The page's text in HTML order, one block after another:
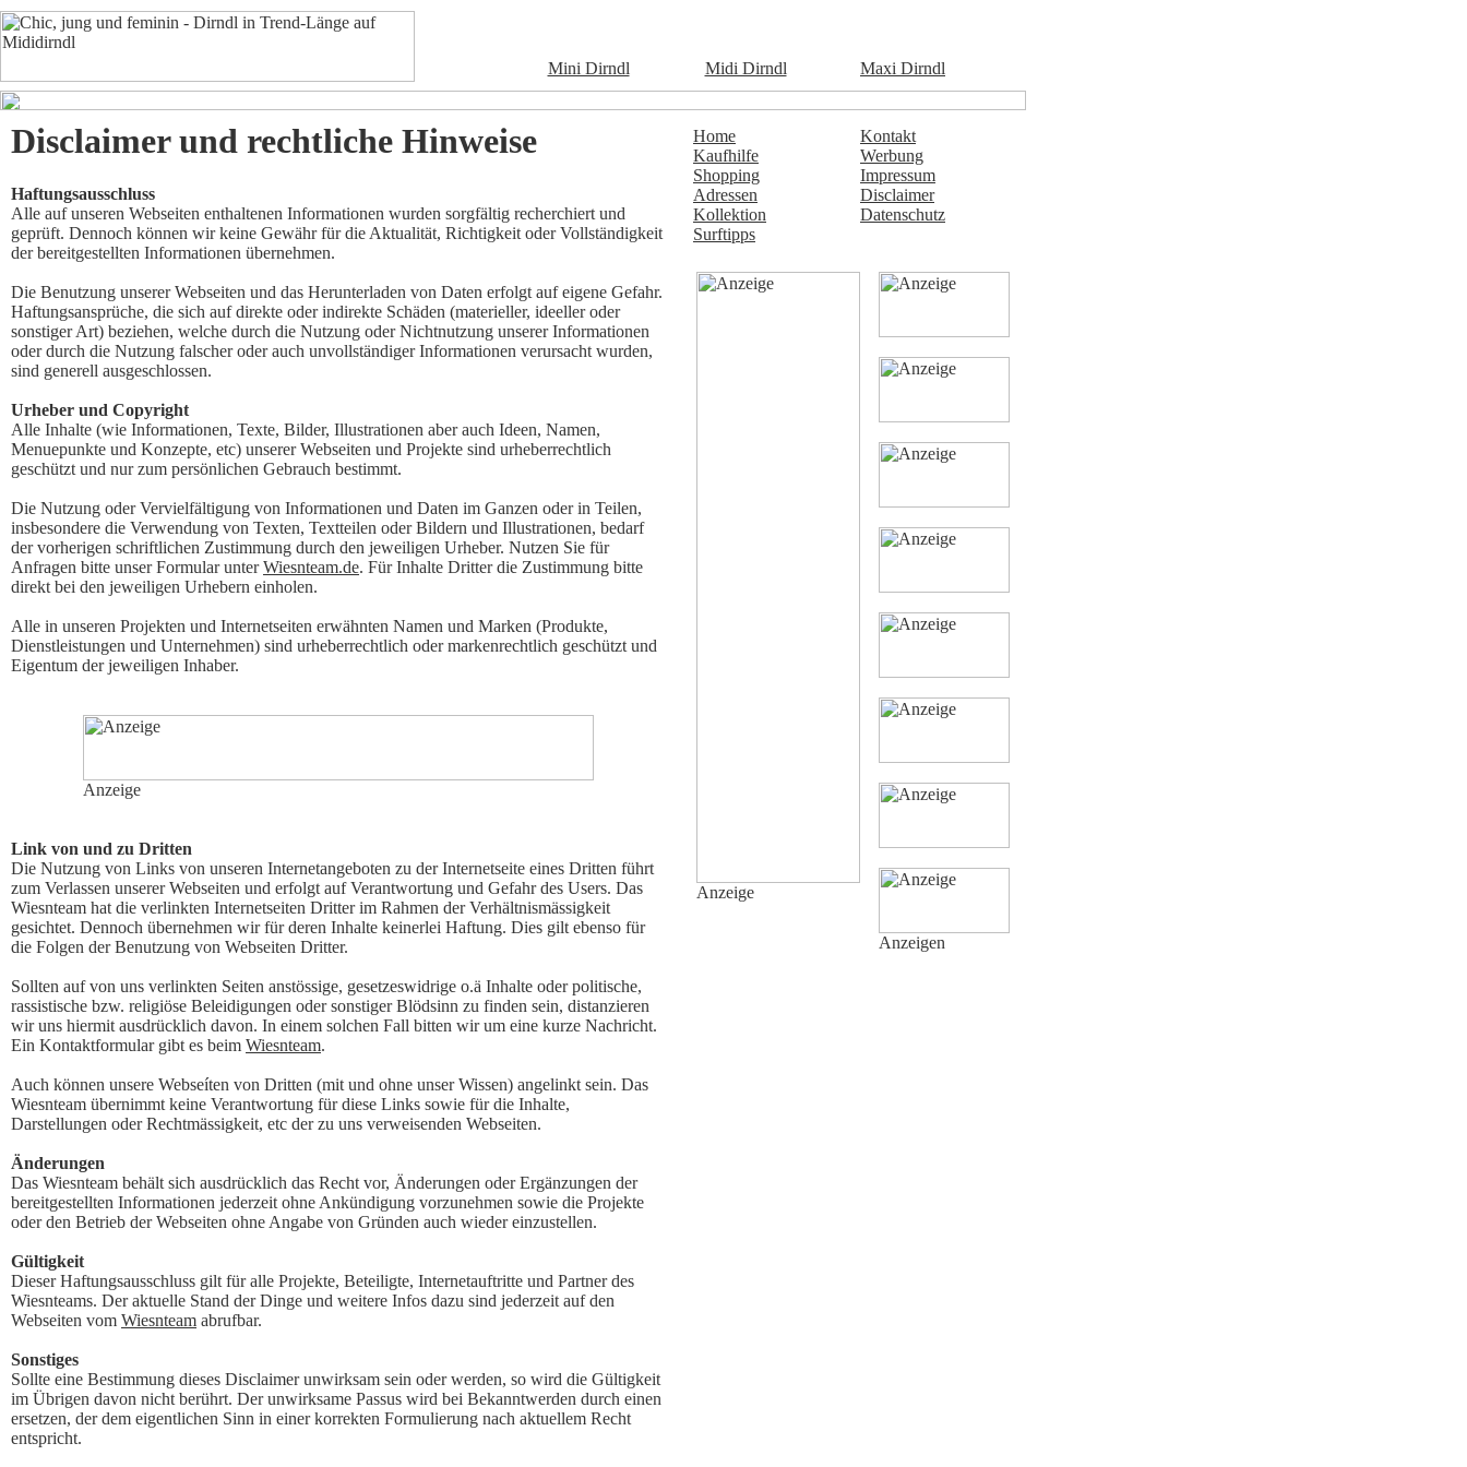
Mini Dirndl Midi Dirndl Maxi Dirndl
Disclaimer und rechtliche Hinweise
Haftungsausschluss
Alle auf unseren Webseiten enthaltenen Informationen wurden sorgfältig recherchiert und
geprüft. Dennoch können wir keine Gewähr für die Aktualität, Richtigkeit oder Vollständigkeit
der bereitgestellten Informationen übernehmen.
Die Benutzung unserer Webseiten und das Herunterladen von Daten erfolgt auf eigene Gefahr.
Haftungsansprüche, die sich auf direkte oder indirekte Schäden (materieller, ideeller oder
sonstiger Art) beziehen, welche durch die Nutzung oder Nichtnutzung unserer Informationen
oder durch die Nutzung falscher oder auch unvollständiger Informationen verursacht wurden,
sind generell ausgeschlossen.
Urheber und Copyright
Alle Inhalte (wie Informationen, Texte, Bilder, Illustrationen aber auch Ideen, Namen,
Menuepunkte und Konzepte, etc) unserer Webseiten und Projekte sind urheberrechtlich
geschützt und nur zum persönlichen Gebrauch bestimmt.
Die Nutzung oder Vervielfältigung von Informationen und Daten im Ganzen oder in Teilen,
insbesondere die Verwendung von Texten, Textteilen oder Bildern und Illustrationen, bedarf
der vorherigen schriftlichen Zustimmung durch den jeweiligen Urheber. Nutzen Sie für
Anfragen bitte unser Formular unterWiesnteam.de. Für Inhalte Dritter die Zustimmung bitte
direkt bei den jeweiligen Urhebern einholen.
Alle in unseren Projekten und Internetseiten erwähnten Namen und Marken (Produkte,
Dienstleistungen und Unternehmen) sind urheberrechtlich oder markenrechtlich geschützt und
Eigentum der jeweiligen Inhaber.
Anzeige
Link von und zu Dritten
Die Nutzung von Links von unseren Internetangeboten zu der Internetseite eines Dritten führt
zum Verlassen unserer Webseiten und erfolgt auf Verantwortung und Gefahr des Users. Das
Wiesnteam hat die verlinkten Internetseiten Dritter im Rahmen der Verhältnismässigkeit
gesichtet. Dennoch übernehmen wir für deren Inhalte keinerlei Haftung. Dies gilt ebenso für
die Folgen der Benutzung von Webseiten Dritter.
Sollten auf von uns verlinkten Seiten anstössige, gesetzeswidrige o.ä Inhalte oder politische,
rassistische bzw. religiöse Beleidigungen oder sonstiger Blödsinn zu finden sein, distanzieren
wir uns hiermit ausdrücklich davon. In einem solchen Fall bitten wir um eine kurze Nachricht.
Ein Kontaktformular gibt es beim Wiesnteam.
Auch können unsere Webseíten von Dritten (mit und ohne unser Wissen) angelinkt sein. Das
Wiesnteam übernimmt keine Verantwortung für diese Links sowie für die Inhalte,
Darstellungen oder Rechtmässigkeit, etc der zu uns verweisenden Webseiten.
Änderungen
Das Wiesnteam behält sich ausdrücklich das Recht vor, Änderungen oder Ergänzungen der
bereitgestellten Informationen jederzeit ohne Ankündigung vorzunehmen sowie die Projekte
oder den Betrieb der Webseiten ohne Angabe von Gründen auch wieder einzustellen.
Gültigkeit
Dieser Haftungsausschluss gilt für alle Projekte, Beteiligte, Internetauftritte und Partner des
Wiesnteams. Der aktuelle Stand der Dinge und weitere Infos dazu sind jederzeit auf den
Webseiten vom Wiesnteam abrufbar.
Sonstiges
Sollte eine Bestimmung dieses Disclaimer unwirksam sein oder werden, so wird die Gültigkeit
im Übrigen davon nicht berührt. Der unwirksame Passus wird bei Bekanntwerden durch einen
ersetzen, der dem eigentlichen Sinn in einer korrekten Formulierung nach aktuellem Recht
entspricht.
Home
Kaufhilfe
Shopping
Adressen
Kollektion
Surftipps
Kontakt
Werbung
Impressum
Disclaimer
Datenschutz
Anzeige
Anzeigen